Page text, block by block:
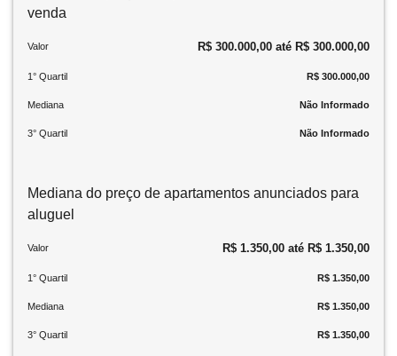
venda
Valor R$ 300.000,00 até R$ 300.000,00
1° Quartil R$ 300.000,00
Mediana Não Informado
3° Quartil Não Informado
Mediana do preço de apartamentos anunciados para
aluguel
Valor R$ 1.350,00 até R$ 1.350,00
1° Quartil R$ 1.350,00
Mediana R$ 1.350,00
3° Quartil R$ 1.350,00